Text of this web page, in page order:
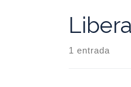
1 entrada